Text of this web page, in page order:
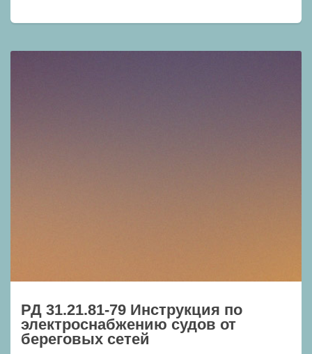
РД 31.21.81-79 Инструкция по
электроснабжению судов от
береговых сетей